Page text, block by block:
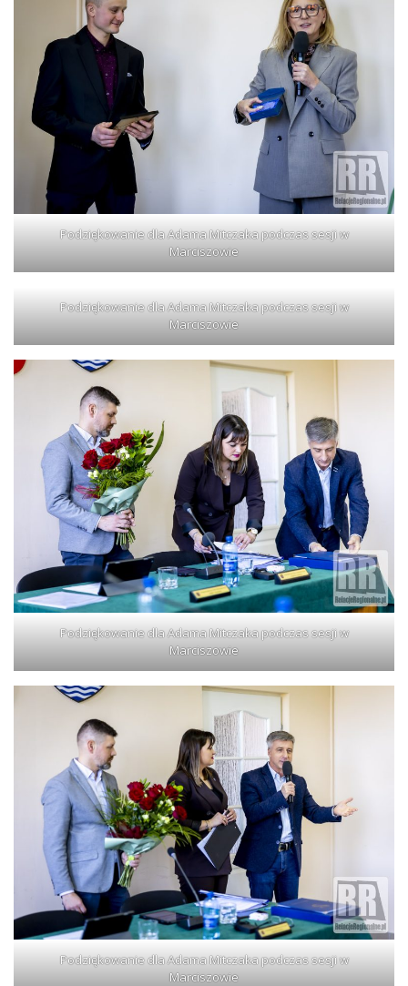
Podziękowanie dla Adama Mitczaka podczas sesji w
Marciszowie
Podziękowanie dla Adama Mitczaka podczas sesji w
Marciszowie
Podziękowanie dla Adama Mitczaka podczas sesji w
Marciszowie
Podziękowanie dla Adama Mitczaka podczas sesji w
Marciszowie